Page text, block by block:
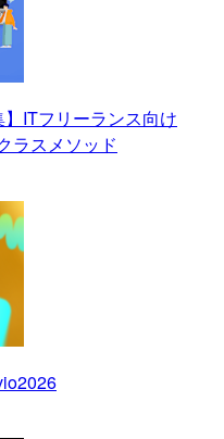
】ITフリーランス向け
ラスメソッド